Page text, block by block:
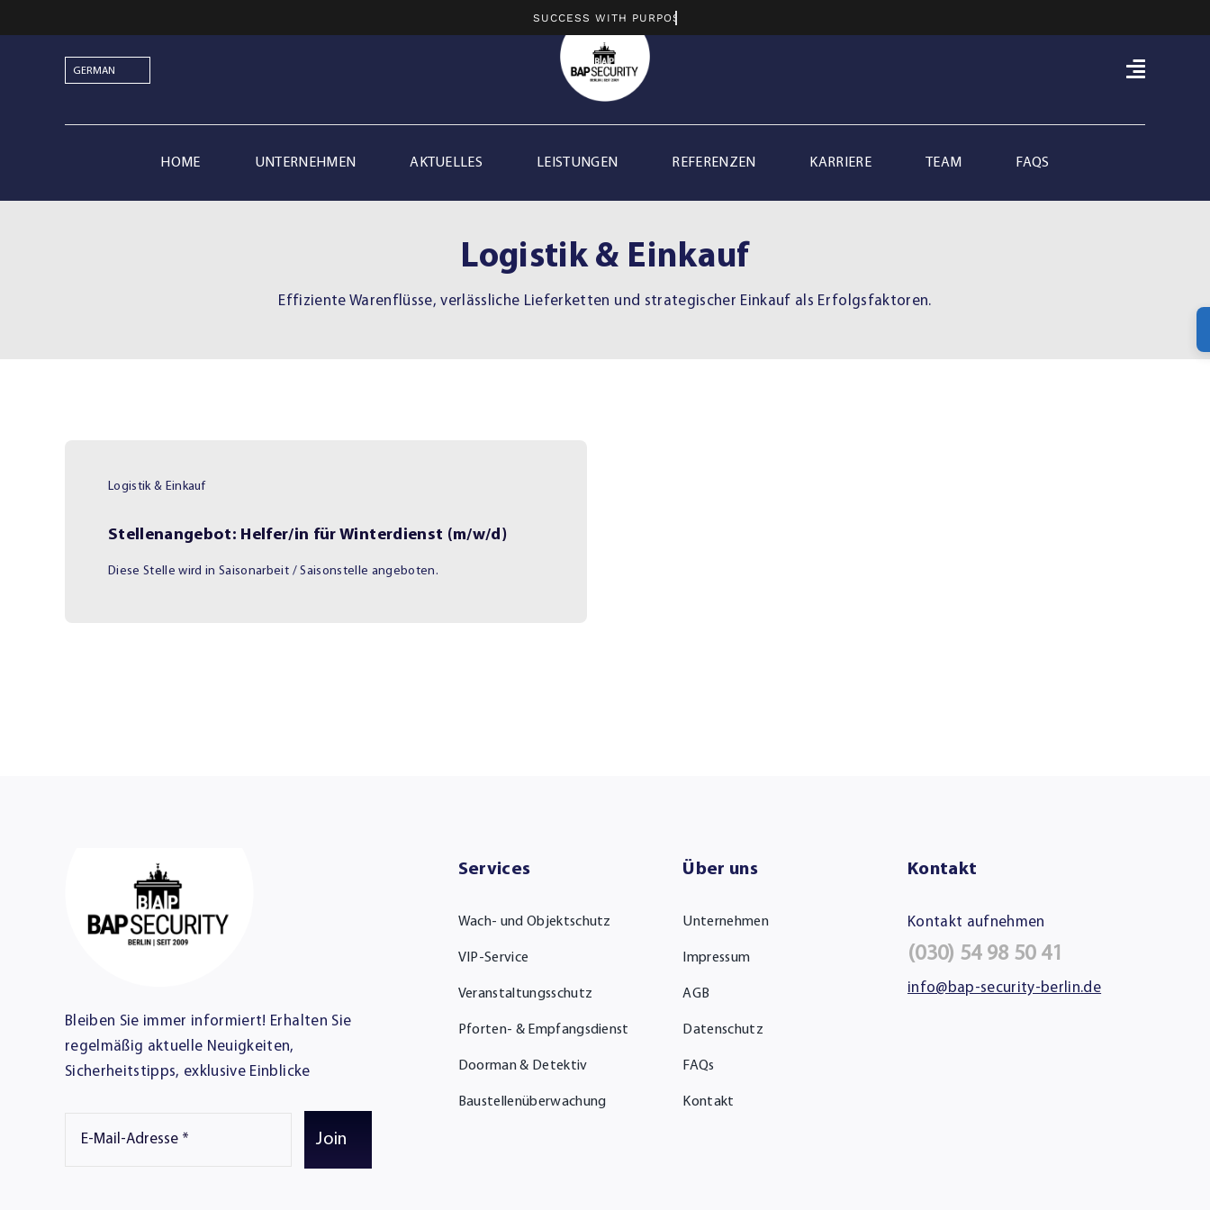
to
HOME UNTERNEHMEN AKTUELLES LEISTUNGEN REFERENZEN KARRIERE TEAM FAQS
Logistik & Einkauf
Effiziente Warenflüsse, verlässliche Lieferketten und strategischer Einkauf als Erfolgsfaktoren.
Logistik & Einkauf
Stellenangebot: Helfer/in für Winterdienst (m/w/d)
Diese Stelle wird inSaisonarbeit / Saisonstelle angeboten.
Bleiben Sie immer informiert! Erhalten Sie
regelmäßig aktuelle Neuigkeiten,
Sicherheitstipps, exklusive Einblicke
Join
Services
Wach- und Objektschutz
VIP-Service
Veranstaltungsschutz
Pforten- & Empfangsdienst
Doorman & Detektiv
Baustellenüberwachung
Über uns
Unternehmen
Impressum
AGB
Datenschutz
FAQs
Kontakt
Kontakt
Kontakt aufnehmen
(030) 54 98 50 41
info@bap-security-berlin.de